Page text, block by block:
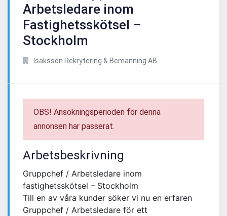
Arbetsledare inom
Fastighetsskötsel –
Stockholm
Isaksson Rekrytering & Bemanning AB
OBS! Ansökningsperioden för denna
annonsen har passerat.
Arbetsbeskrivning
Gruppchef / Arbetsledare inom
fastighetsskötsel – Stockholm
Till en av våra kunder söker vi nu en erfaren
Gruppchef / Arbetsledare för ett